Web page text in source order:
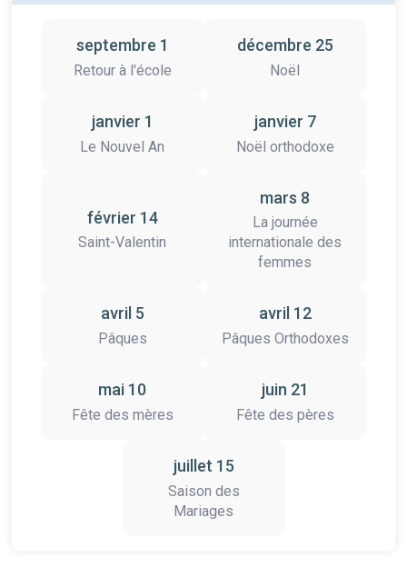
septembre 1
Retour à l'école
décembre 25
Noël
janvier 1
Le Nouvel An
janvier 7
Noël orthodoxe
février 14
Saint-Valentin
mars 8
La journée
internationale des
femmes
avril 5
Pâques
avril 12
Pâques Orthodoxes
mai 10
Fête des mères
juin 21
Fête des pères
juillet 15
Saison des
Mariages